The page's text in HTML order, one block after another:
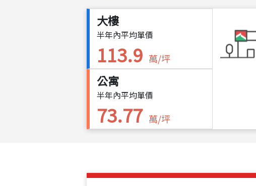
大樓
半年內平均單價
113.9 萬/坪
公寓
半年內平均單價
73.77 萬/坪